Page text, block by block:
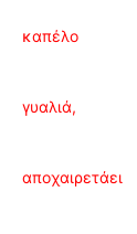
Ο
καπέλο
γυαλιά,
τα
αποχαιρετάει